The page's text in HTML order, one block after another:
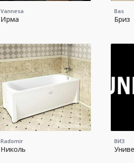
Vannesa
Ирма
Bas
Бриз
Radomir
Николь
ВИЗ